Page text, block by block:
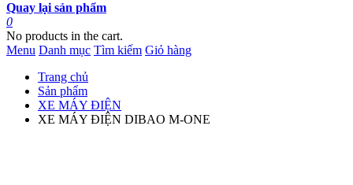
Quay lại sản phẩm
0
No products in the cart.
Menu Danh mục Tìm kiếm Giỏ hàng
Trang chủ
Sản phẩm
XE MÁY ĐIỆN
XE MÁY ĐIỆN DIBAO M-ONE